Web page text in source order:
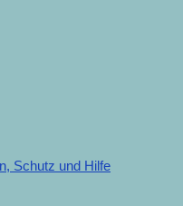
Schutz und Hilfe